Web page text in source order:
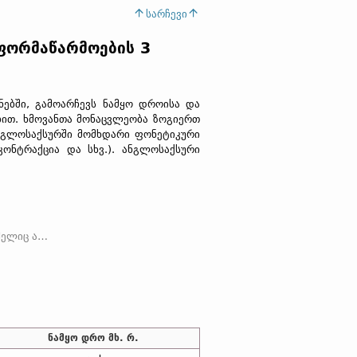
სარჩევი
3
გამოარჩევს ნამყო დროისა და
ხმოვანთა მონაცვლეობა ზოგიერთ
მომხდარი ფონეტიკური
და სხვ.). ანგლოსაქსური
შემორჩენილია სუფიქსის
ნამყო დრო მხ. რ.